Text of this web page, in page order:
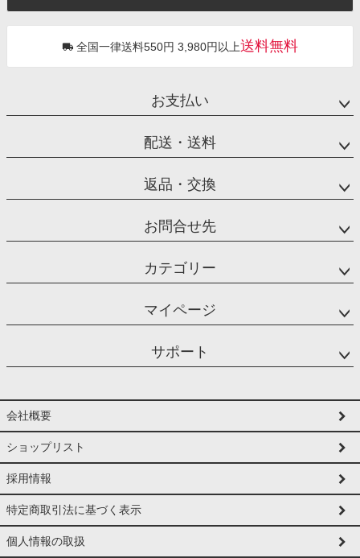
へ
全国一律送料550円 3,980円以上送料無料
お支払い
配送・送料
返品・交換
お問合せ先
カテゴリー
マイページ
サポート
会社概要
ショップリスト
採用情報
特定商取引法に基づく表示
個人情報の取扱